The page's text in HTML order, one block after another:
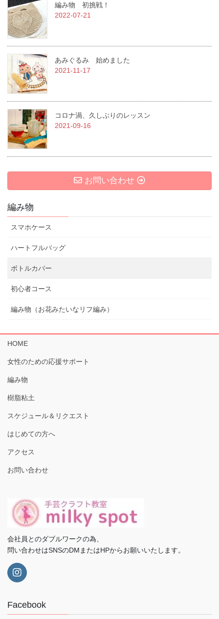
編み物 初挑戦！
2022-07-21
あみぐるみ 始めました
2021-11-17
コロナ渦、久しぶりのレッスン
2021-09-16
お問い合わせ
編み物
スマホケース
ハートフルバッグ
ボトルカバー
初心者コース
編み物（お花みたいなリフ編み）
HOME
女性のための応援サポート
編み物
樹脂粘土
スケジュール＆リクエスト
はじめての方へ
アクセス
お問い合わせ
会社員とのダブルワークの為、
問い合わせはSNSのDMまたはHPからお願いいたします。
Facebook